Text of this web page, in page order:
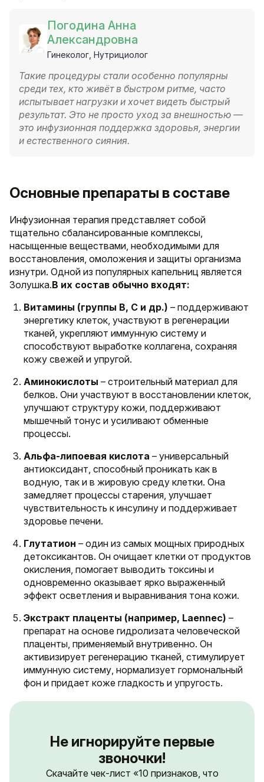
Погодина Анна
Александровна
Гинеколог, Нутрициолог
Такие процедуры стали особенно популярны
среди тех, кто живёт в быстром ритме, часто
испытывает нагрузки и хочет видеть быстрый
результат. Это не просто уход за внешностью —
это инфузионная поддержка здоровья, энергии
и естественного сияния.
Основные препараты в составе
Инфузионная терапия представляет собой
тщательно сбалансированные комплексы,
насыщенные веществами, необходимыми для
восстановления, омоложения и защиты организма
изнутри. Одной из популярных капельниц является
Золушка.В их состав обычно входят:
Витамины (группы B, C и др.) – поддерживают
энергетику клеток, участвуют в регенерации
тканей, укрепляют иммунную систему и
способствуют выработке коллагена, сохраняя
кожу свежей и упругой.
Аминокислоты – строительный материал для
белков. Они участвуют в восстановлении клеток,
улучшают структуру кожи, поддерживают
мышечный тонус и усиливают обменные
процессы.
Альфа-липоевая кислота – универсальный
антиоксидант, способный проникать как в
водную, так и в жировую среду клетки. Она
замедляет процессы старения, улучшает
чувствительность к инсулину и поддерживает
здоровье печени.
Глутатион – один из самых мощных природных
детоксикантов. Он очищает клетки от продуктов
окисления, помогает выводить токсины и
одновременно оказывает ярко выраженный
эффект осветления и выравнивания тона кожи.
Экстракт плаценты (например, Laennec) –
препарат на основе гидролизата человеческой
плаценты, применяемый внутривенно. Он
активизирует регенерацию тканей, стимулирует
иммунную систему, нормализует гормональный
фон и придает коже гладкость и упругость.
Не игнорируйте первые
звоночки!
Скачайте чек-лист «10 признаков, что